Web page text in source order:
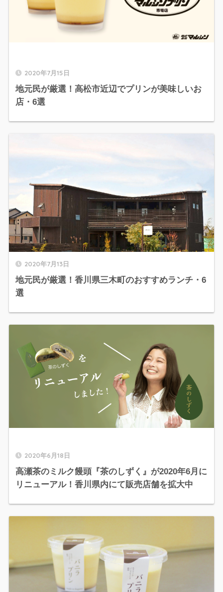
2020年7月15日
地元民が厳選！高松市近辺でプリンが美味しいお
店・6選
2020年7月13日
地元民が厳選！香川県三木町のおすすめランチ・6
選
2020年6月18日
高瀬茶のミルク饅頭『茶のしずく』が2020年6月に
リニューアル！香川県内にて販売店舗を拡大中